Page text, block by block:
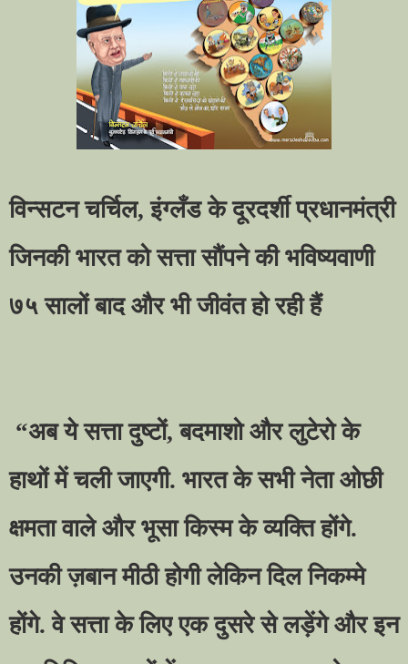
विन्सटन चर्चिल,इंग्लँड के दूरदर्शी प्रधानमंत्री
जिनकी भारत को सत्ता सौंपने की भविष्यवाणी
७५ सालों बाद और भी जीवंत हो रही हैं
“अब ये सत्ता दुष्टों,बदमाशो और लुटेरो के
हाथों में चली जाएगी. भारत के सभी नेता ओछी
क्षमता वाले और भूसा किस्म के व्यक्ति होंगे.
उनकी ज़बान मीठी होगी लेकिन दिल निकम्मे
होंगे. वे सत्ता के लिए एक दुसरे से लड़ेंगे और इन